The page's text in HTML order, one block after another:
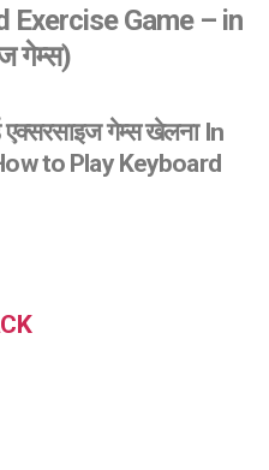
Exercise Game – in
गेम्स)
एक्सरसाइज गेम्स खेलना In
to Play Keyboard